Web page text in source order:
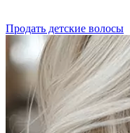
Продать детские волосы